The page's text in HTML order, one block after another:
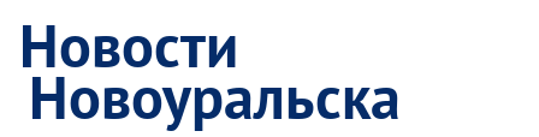
Новости
Новоуральска